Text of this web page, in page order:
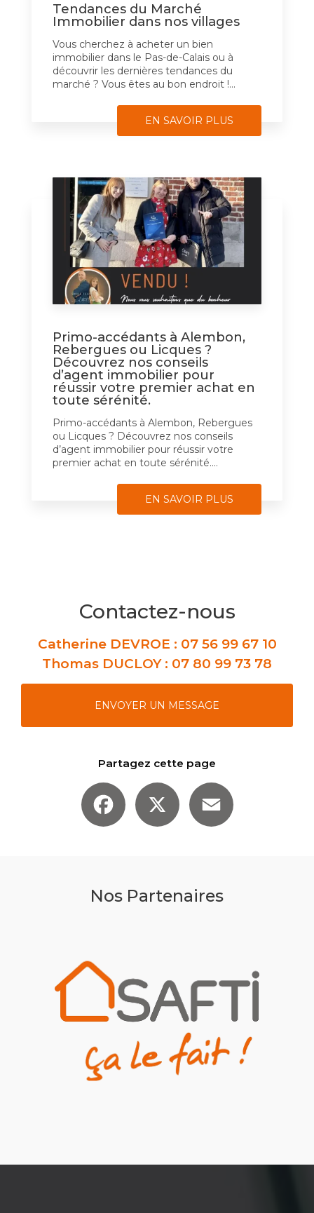
Tendances du Marché
Immobilier dans nos villages
Vous cherchez à acheter un bien
immobilier dans le Pas-de-Calais ou à
découvrir les dernières tendances du
marché ? Vous êtes au bon endroit !...
EN SAVOIR PLUS
Primo-accédants à Alembon,
Rebergues ou Licques ?
Découvrez nos conseils
d’agent immobilier pour
réussir votre premier achat en
toute sérénité.
Primo-accédants à Alembon, Rebergues
ou Licques ? Découvrez nos conseils
d’agent immobilier pour réussir votre
premier achat en toute sérénité....
EN SAVOIR PLUS
Contactez-nous
Catherine DEVROE : 07 56 99 67 10
Thomas DUCLOY : 07 80 99 73 78
ENVOYER UN MESSAGE
Partagez cette page
Facebook
Nos Partenaires